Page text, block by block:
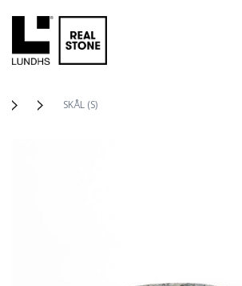
SKÅL (S)